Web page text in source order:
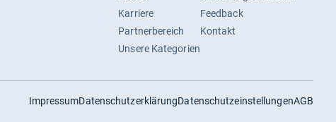
Karriere
Partnerbereich
Unsere Kategorien
Feedback
Kontakt
ImpressumDatenschutzerklärungDatenschutzeinstellungenAGB